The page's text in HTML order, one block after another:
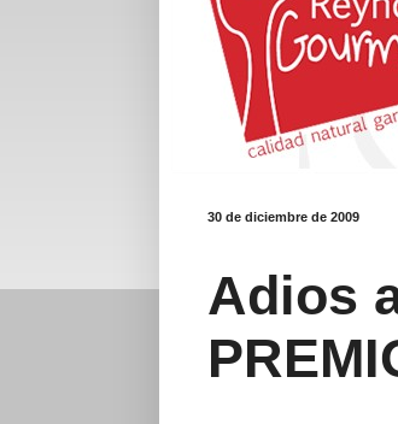
30 de diciembre de 2009
Adios